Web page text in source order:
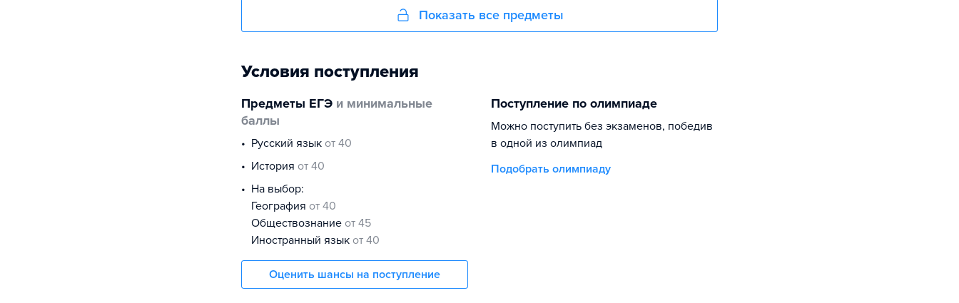
Показать все предметы
Условия поступления
Предметы ЕГЭ и минимальные
баллы
русский язык от 40
история от 40
На выбор:
география от 40
обществознание от 45
иностранный язык от 40
Оценить шансы на поступление
Поступление по олимпиаде
Можно поступить без экзаменов, победив
в одной из олимпиад
Подобрать олимпиаду